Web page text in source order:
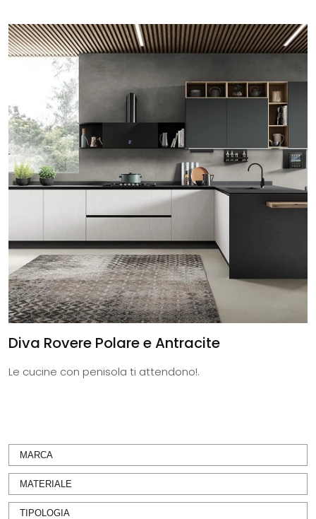
Diva Rovere Polare e Antracite
Le cucine con penisola ti attendono!.
MARCA
MATERIALE
TIPOLOGIA